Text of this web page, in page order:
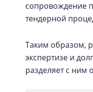
сопровождение
тендерной
Таким образом,
экспертизе и
разделяет с ним